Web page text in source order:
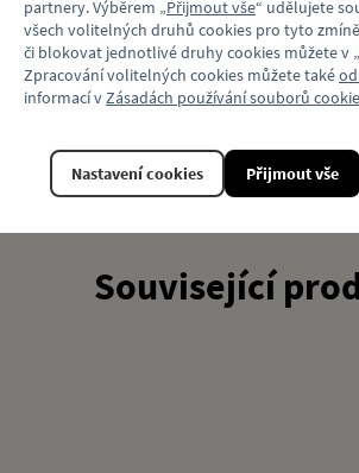
a umístěním, texty jsou v češtině a angličtině.
Autor fotografií: Petr Hejna
Vlastnosti
Kód produktu
Související
partnery. Výběrem „Přijmout vše“ udělujete
všech volitelných druhů cookies pro tyto
či blokovat jednotlivé druhy cookies můžete v „
Zpracování volitelných cookies můžete také
informací vZásadách používání souborů
Nastavení cookies Přijmout vše